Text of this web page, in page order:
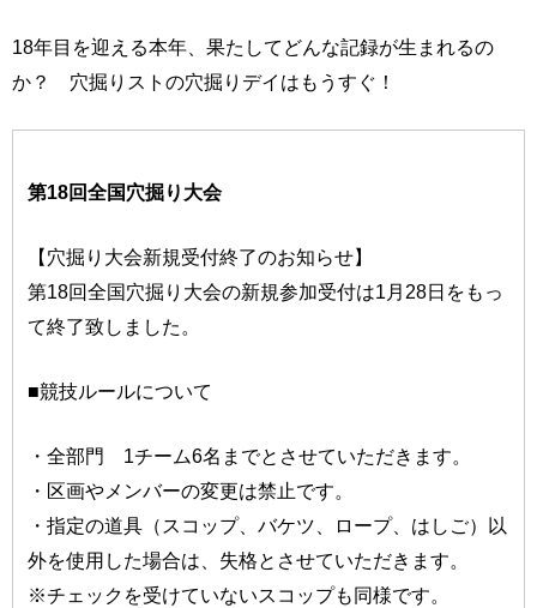
18年目を迎える本年、果たしてどんな記録が生まれるの
か？ 穴掘りストの穴掘りデイはもうすぐ！
第18回全国穴掘り大会
【穴掘り大会新規受付終了のお知らせ】
第18回全国穴掘り大会の新規参加受付は1月28日をもっ
て終了致しました。
■競技ルールについて
・全部門 1チーム6名までとさせていただきます。
・区画やメンバーの変更は禁止です。
・指定の道具（スコップ、バケツ、ロープ、はしご）以
外を使用した場合は、失格とさせていただきます。
※チェックを受けていないスコップも同様です。